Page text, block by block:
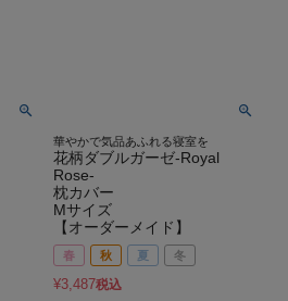
華やかで気品あふれる寝室を
花柄ダブルガーゼ-Royal
Rose-
枕カバー
Mサイズ
【オーダーメイド】
春 秋 夏 冬
¥3,487税込